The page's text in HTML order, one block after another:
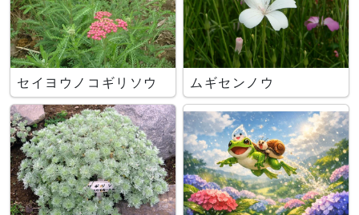
セイヨウノコギリソウ ムギセンノウ